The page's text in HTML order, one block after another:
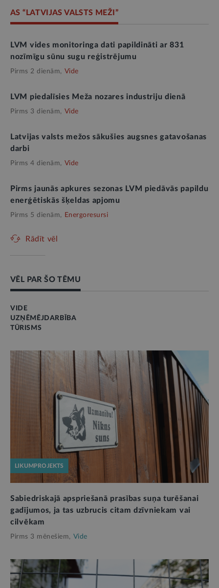
AS “LATVIJAS VALSTS MEŽI”
LVM vides monitoringa dati papildināti ar 831
nozīmīgu sūnu sugu reģistrējumu
Pirms 2 dienām, Vide
LVM piedalīsies Meža nozares industriju dienā
Pirms 3 dienām, Vide
Latvijas valsts mežos sākušies augsnes gatavošanas
darbi
Pirms 4 dienām, Vide
Pirms jaunās apkures sezonas LVM piedāvās papildu
enerģētiskās šķeldas apjomu
Pirms 5 dienām, Energoresursi
Rādīt vēl
VĒL PAR ŠO TĒMU
VIDE
UZŅĒMĒJDARBĪBA
TŪRISMS
LIKUMPROJEKTS
Sabiedriskajā apspriešanā prasības suņa turēšanai
gadījumos, ja tas uzbrucis citam dzīvniekam vai
cilvēkam
Pirms 3 mēnešiem, Vide